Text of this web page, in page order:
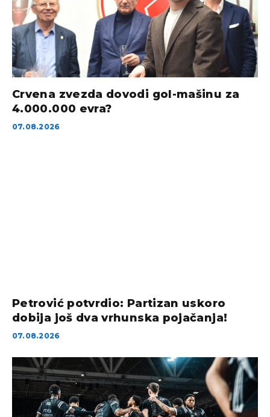
Crvena zvezda dovodi gol-mašinu za
4.000.000 evra?
07.08.2026
Petrović potvrdio: Partizan uskoro
dobija još dva vrhunska pojačanja!
07.08.2026